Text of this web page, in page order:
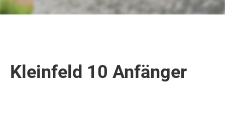
Kleinfeld 10 Anfänger